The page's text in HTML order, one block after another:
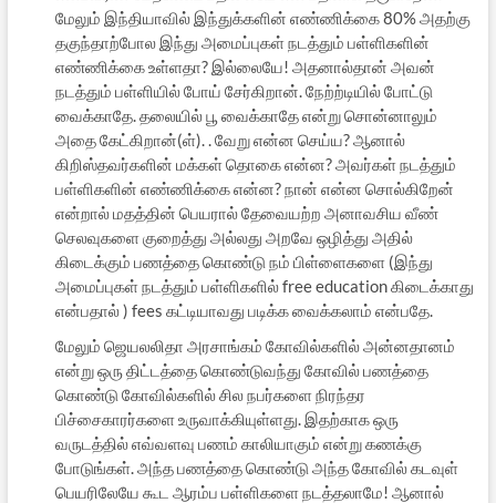
மேலும் இந்தியாவில் இந்துக்களின் எண்ணிக்கை 80% அதற்கு
தகுந்தாற்போல இந்து அமைப்புகள் நடத்தும் பள்ளிகளின்
எண்ணிக்கை உள்ளதா? இல்லையே! அதனால்தான் அவன்
நடத்தும் பள்ளியில் போய் சேர்கிறான். நேற்ற்டியில் போட்டு
வைக்காதே. தலையில் பூ வைக்காதே என்று சொன்னாலும்
அதை கேட்கிறான்(ள்). . வேறு என்ன செய்ய? ஆனால்
கிறிஸ்தவர்களின் மக்கள் தொகை என்ன? அவர்கள் நடத்தும்
பள்ளிகளின் எண்ணிக்கை என்ன? நான் என்ன சொல்கிறேன்
என்றால் மதத்தின் பெயரால் தேவையற்ற அனாவசிய வீண்
செலவுகளை குறைத்து அல்லது அறவே ஒழித்து அதில்
கிடைக்கும் பணத்தை கொண்டு நம் பிள்ளைகளை (இந்து
அமைப்புகள் நடத்தும் பள்ளிகளில் free education கிடைக்காது
என்பதால் ) fees கட்டியாவது படிக்க வைக்கலாம் என்பதே.
மேலும் ஜெயலலிதா அரசாங்கம் கோவில்களில் அன்னதானம்
என்று ஒரு திட்டத்தை கொண்டுவந்து கோவில் பணத்தை
கொண்டு கோவில்களில் சில நபர்களை நிரந்தர
பிச்சைகாரர்களை உருவாக்கியுள்ளது. இதற்காக ஒரு
வருடத்தில் எவ்வளவு பணம் காலியாகும் என்று கணக்கு
போடுங்கள். அந்த பணத்தை கொண்டு அந்த கோவில் கடவுள்
பெயரிலேயே கூட ஆரம்ப பள்ளிகளை நடத்தலாமே! ஆனால்